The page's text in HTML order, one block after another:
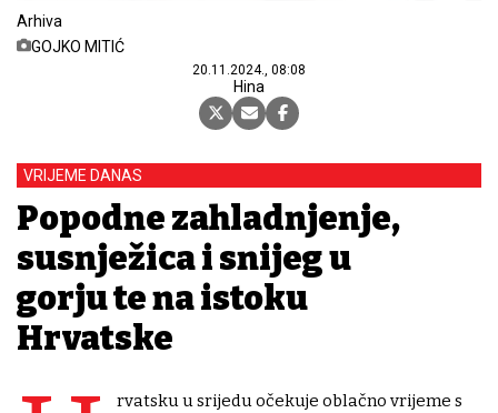
Arhiva
GOJKO MITIĆ
20.11.2024., 08:08
Hina
VRIJEME DANAS
Popodne zahladnjenje,
susnježica i snijeg u
gorju te na istoku
Hrvatske
rvatsku u srijedu očekuje oblačno vrijeme s